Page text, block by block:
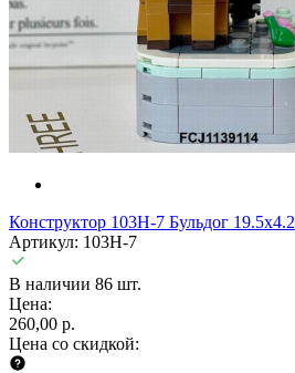
Конструктор 103H-7 Бульдог
Артикул: 103H-7
В наличии 86 шт.
Цена:
260,00 р.
Цена со скидкой: